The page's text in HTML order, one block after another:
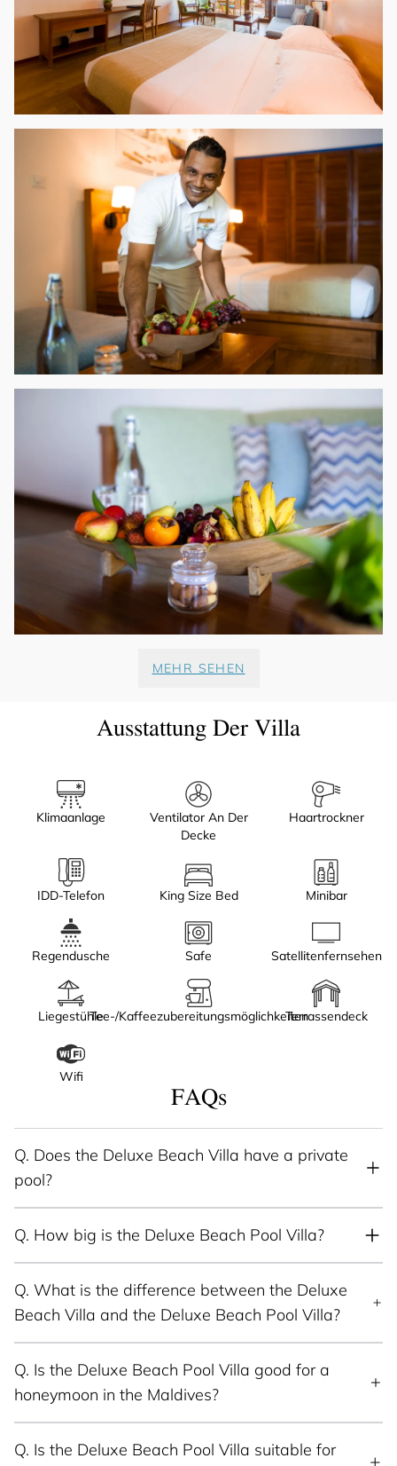
MEHR SEHEN
Ausstattung Der Villa
Klimaanlage
Ventilator An Der
Decke
Haartrockner
IDD-Telefon King Size Bed Minibar
Regendusche Safe Satellitenfernsehen
LiegestühleTee-/KaffeezubereitungsmöglichkeitenTerrassendeck
Wifi
FAQs
Q. Does the Deluxe Beach Villa have a private
pool?
Q. How big is the Deluxe Beach Pool Villa?
Q. What is the difference between the Deluxe
Beach Villa and the Deluxe Beach Pool Villa?
Q. Is the Deluxe Beach Pool Villa good for a
honeymoon in the Maldives?
Q. Is the Deluxe Beach Pool Villa suitable for